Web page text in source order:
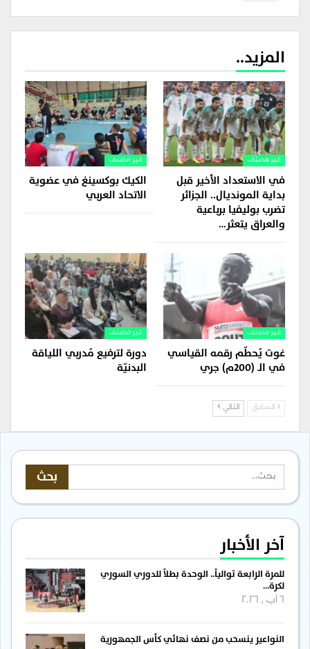
المزيد..
غير مصنف
في الاستعداد الأخير قبل
بداية المونديال.. الجزائر
تضرب بوليفيا برباعية
والعراق يتعثر…
غير مصنف
الكيك بوكسينغ في عضوية
الاتحاد العربي
غير مصنف
غوت يُحطّم رقمه القياسي
في الـ (200م) جري
غير مصنف
دورة لترفيع مُدربي اللياقة
البدنيّة
السابق التالي
آخر الأخبار
للمرة الرابعة توالياً.. الوحدة بطلاً للدوري السوري
لكرة…
النواعير ينسحب من نصف نهائي كأس الجمهورية